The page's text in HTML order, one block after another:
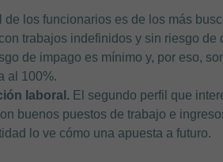
de los funcionarios es de los más
trabajos indefinidos y sin riesgo
de impago es mínimo y, por eso,
al 100%.
laboral. El segundo perfil que
buenos puestos de trabajo e
lo ve cómo una apuesta a futuro.